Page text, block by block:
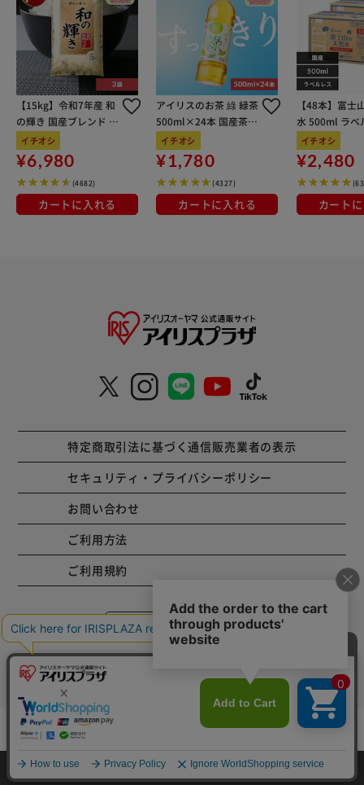
【15kg】令和7年産 和
の輝き 国産ブレンド 5
kg×3袋
イチオシ
¥6,980
(4682)
カートに入れる
アイリスのお茶 綠 緑茶
500ml×24本 国産茶葉
100％使用
イチオシ
¥1,780
(4327)
カートに入れる
【48本】富士
水 500ml ラベ
イチオシ
¥2,480
カート
特定商取引法に基づく通信販売業者の表示
セキュリティ・プライバシーポリシー
お問い合わせ
ご利用方法
ご利用規約
コーポレートサイト
Copyright © 2001 IRISPLAZA. ALL Rights Reserved.
HOME 探す ログイン お気に入り お知らせ